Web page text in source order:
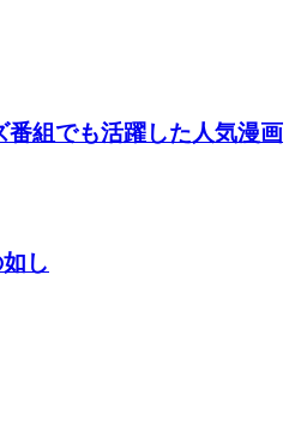
番組でも活躍した人気漫画
し